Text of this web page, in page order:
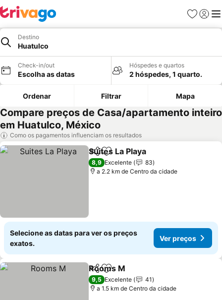
Favoritos
Iniciar
Destino
Huatulco
Check-in/out
Escolha as datas
Hóspedes e quartos
2 hóspedes, 1 quarto.
Ordenar Filtrar Mapa
Compare preços de Casa/apartamento inteiro
em Huatulco, México
Como os pagamentos influenciam os resultados
PartilharAdicionar aos favoritos
Suites La Playa
8,9 Excelente
83
a 2.2 km de Centro da cidade
Selecione as datas para ver os preços
exatos.
Ver preços
PartilharAdicionar aos favoritos
Rooms M
9,5 Excelente
41
a 1.5 km de Centro da cidade